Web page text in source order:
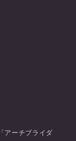
アーチブライダ